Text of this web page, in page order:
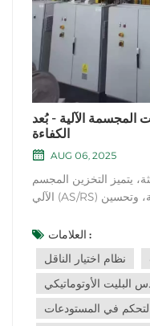
المجسمة الآلية - بُعد
الكفاءة
AUG 06, 2025
يتميز التخزين المجسم
الآلي (AS/RS) بمزايا متعددة، مثل استغلال المساحة، وتحسين
اليوم للقراء مزايا
التشغيلية.كفاءة
العمل: ب...
العلامات :
نظام اختيار الناقل
البليت الأوتوماتيكي
في المستودعات